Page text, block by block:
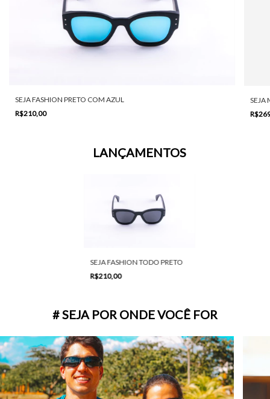
SEJA FASHION PRETO COM AZUL
R$210,00
SEJA
LANÇAMENTOS
SEJA FASHION TODO PRETO
R$210,00
# SEJA POR ONDE VOCÊ FOR